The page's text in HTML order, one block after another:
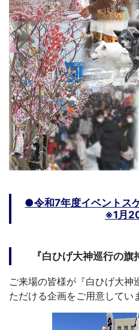
●令和7年度イベントス
※1月
『白ひげ大神巡行の旗
ご来場の皆様が『白ひげ大神
ただける企画をご用意してい